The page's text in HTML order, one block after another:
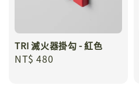
TRI 滅火器掛勾 - 紅色
Regular
NT$ 480